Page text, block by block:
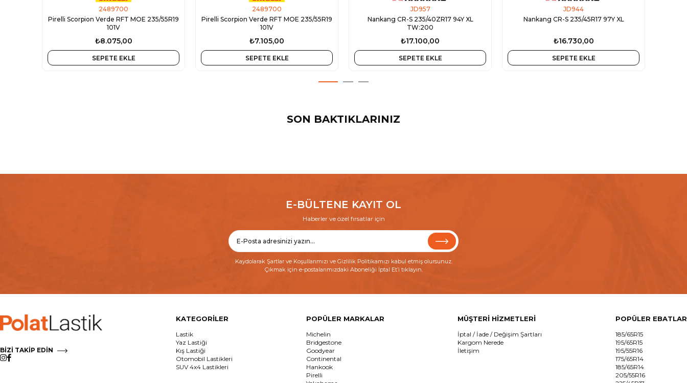
2489700
Pirelli Scorpion Verde RFT MOE 235/55R19
101V
₺8.075,00
SEPETE EKLE
2489700
Pirelli Scorpion Verde RFT MOE 235/55R19
101V
₺7.105,00
SEPETE EKLE
JD957
Nankang CR-S 235/40ZR17 94Y XL
TW:200
₺17.100,00
SEPETE EKLE
JD944
Nankang CR-S 235/45R17 97Y XL
₺16.730,00
SEPETE EKLE
SON BAKTIKLARINIZ
E-BÜLTENE KAYIT OL
Haberler ve özel fırsatlar için
Kaydolarak Şartlar ve Koşullarımızı ve Gizlilik Politikamızı kabul etmiş olursunuz.
Çıkmak için e-postalarımızdaki Aboneliği İptal Et’i tıklayın.
BİZİ TAKİP EDİN
KATEGORİLER
Lastik
Yaz Lastiği
Kış Lastiği
Otomobil Lastikleri
SUV 4x4 Lastikleri
POPÜLER MARKALAR
Michelin
Bridgestone
Goodyear
Continental
Hankook
Pirelli
MÜŞTERİ HİZMETLERİ
İptal / İade / Değişim Şartları
Kargom Nerede
İletişim
POPÜLER EBATLAR
185/65R15
195/65R15
195/55R16
175/65R14
185/65R14
205/55R16